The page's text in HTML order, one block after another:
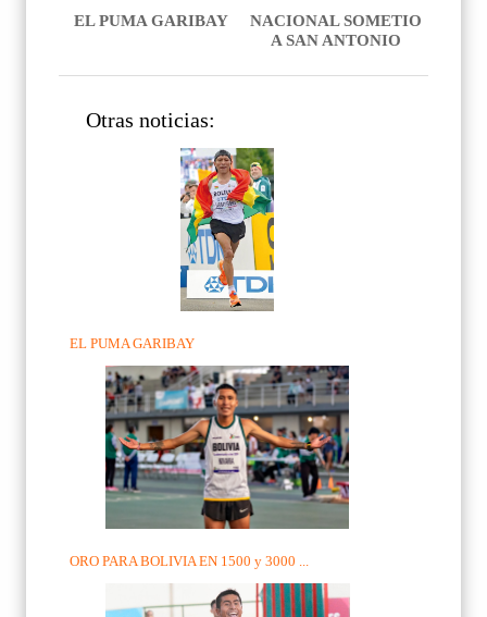
NACIONAL SOMETIO
A SAN ANTONIO
EL PUMA GARIBAY
Otras noticias:
EL PUMA GARIBAY
ORO PARA BOLIVIA EN 1500 y 3000 ...